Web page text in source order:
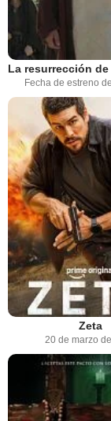
Fecha de estreno
Zeta
20 de marzo